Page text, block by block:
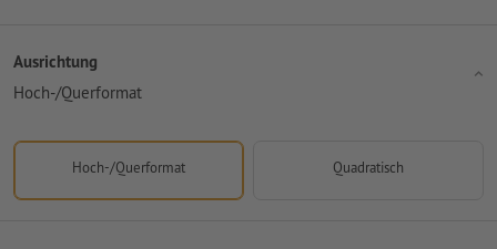
Ausrichtung
Hoch-/Querformat
Hoch-/Querformat Quadratisch